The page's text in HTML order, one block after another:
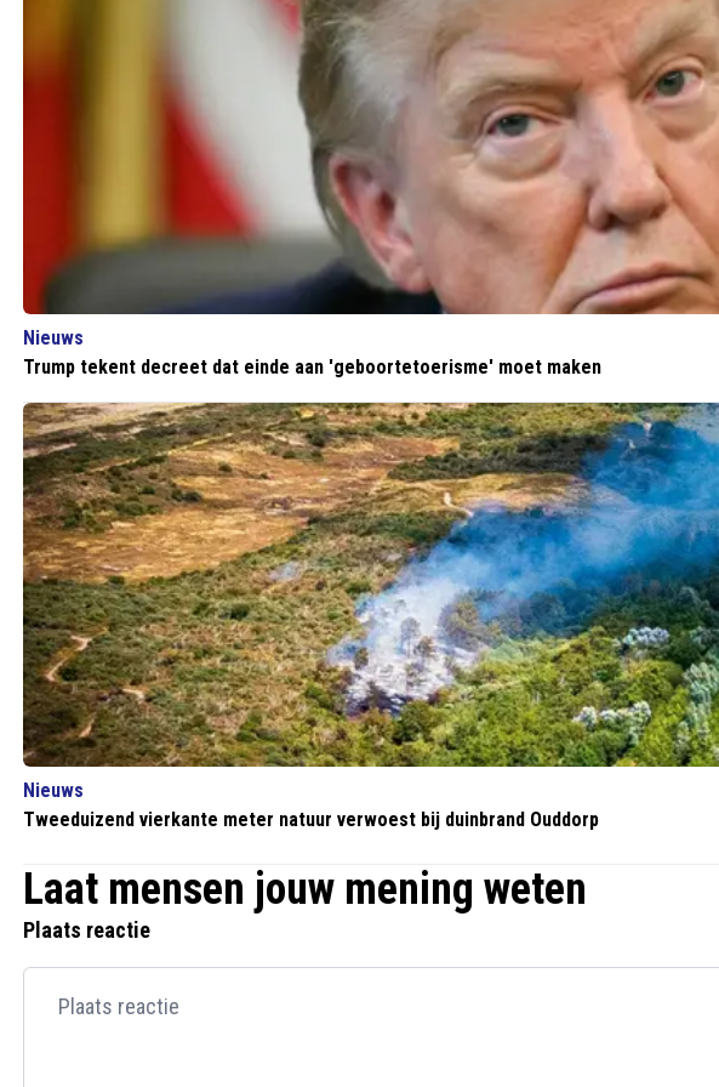
Nieuws
Trump tekent decreet dat einde aan 'geboortetoerisme' moet maken
Nieuws
Tweeduizend vierkante meter natuur verwoest bij duinbrand Ouddorp
Laat mensen jouw mening weten
Plaats reactie